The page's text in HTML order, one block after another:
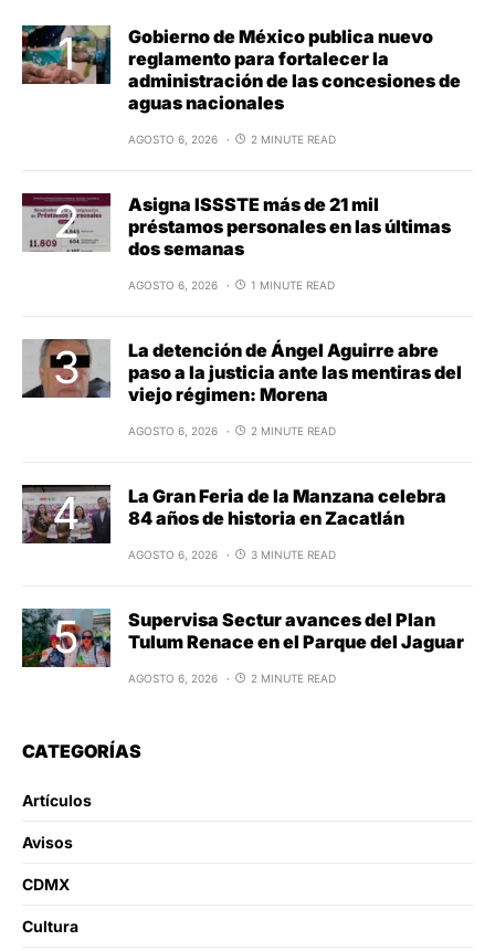
Gobierno de México publica nuevo
reglamento para fortalecer la
administración de las concesiones de
aguas nacionales
AGOSTO 6, 2026 2 MINUTE READ
Asigna ISSSTE más de 21 mil
préstamos personales en las últimas
dos semanas
AGOSTO 6, 2026 1 MINUTE READ
La detención de Ángel Aguirre abre
paso a la justicia ante las mentiras del
viejo régimen: Morena
AGOSTO 6, 2026 2 MINUTE READ
La Gran Feria de la Manzana celebra
84 años de historia en Zacatlán
AGOSTO 6, 2026 3 MINUTE READ
Supervisa Sectur avances del Plan
Tulum Renace en el Parque del Jaguar
AGOSTO 6, 2026 2 MINUTE READ
CATEGORÍAS
Artículos
Avisos
CDMX
Cultura